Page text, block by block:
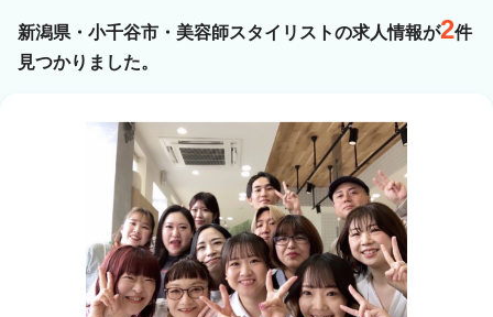
沿線・駅を選択 市区町村を選択
小千谷市
技能ランク
美容師スタイリスト 美容師アシスタント
カラーリスト フロント・レセプション
ヘアメイク・美容部員 アイリスト
新潟県・小千谷市・美容師スタイリストの求人情報が2件
見つかりました。